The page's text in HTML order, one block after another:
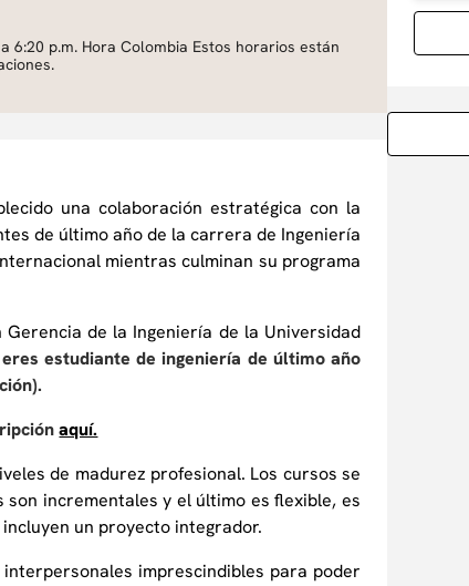
6:20 p.m. Hora Colombia Estos horarios están
una colaboración estratégica con la
de último año de la carrera de Ingeniería
mientras culminan su programa
de la Ingeniería de la Universidad
estudiante de ingeniería de último año
aquí.
de madurez profesional. Los cursos se
incrementales y el último es flexible, es
un proyecto integrador.
imprescindibles para poder